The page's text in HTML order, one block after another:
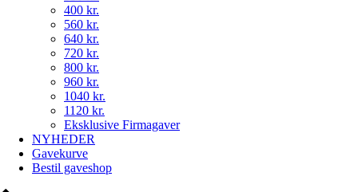
400 kr.
560 kr.
640 kr.
720 kr.
800 kr.
960 kr.
1040 kr.
1120 kr.
Eksklusive Firmagaver
NYHEDER
Gavekurve
Bestil gaveshop